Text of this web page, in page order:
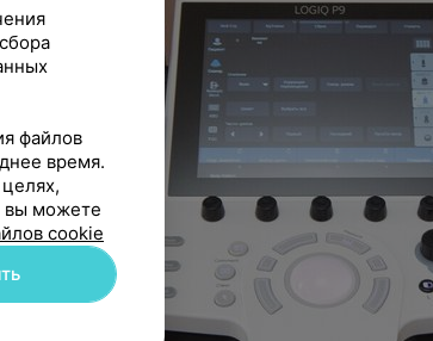
файлов
время.
вы можете
cookie